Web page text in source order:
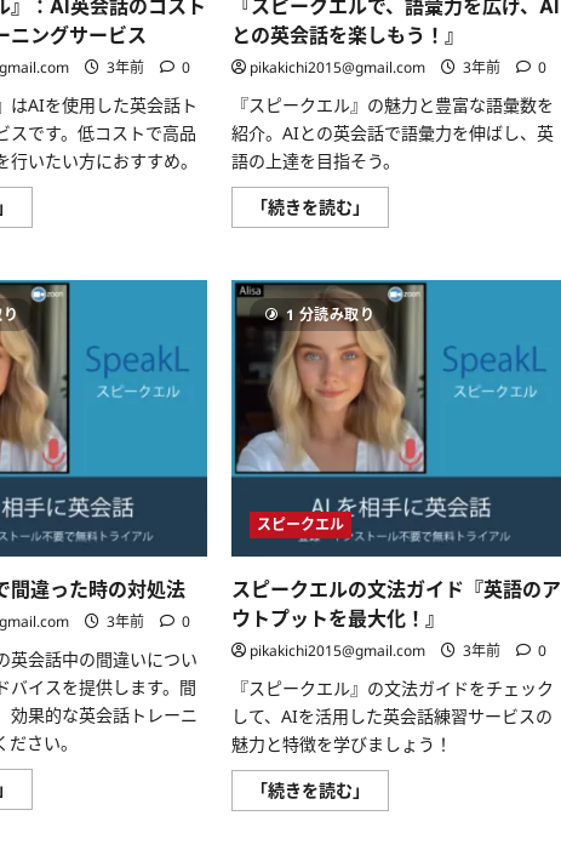
へ
に
つ
い
て
さ
ら
に
読
む
』：AI英会話のコスト
ニングサービス
3年前 0
はAIを使用した英会話ト
スです。低コストで高品
行いたい方におすすめ。
ピ
ル』：
AI
英
会
話
の
コ
ス
ト
効
率
的
な
ト
レ
ー
ニ
ン
グ
ー
ビ
ス
に
つ
い
て
さ
ら
む
『スピークエルで、語彙力を広げ、AI
との英会話を楽しもう！』
pikakichi2015@gmail.com 3年前 0
『スピークエル』の魅力と豊富な語彙数を
紹介。AIとの英会話で語彙力を伸ばし、英
語の上達を目指そう。
「続きを読む」
ピ
ル
で、
語
彙
力
を
広
げ、
AI
と
の
英
会
話
を
楽
し
も
う！』
に
つ
い
て
さ
ら
に
読
む
り
間違った時の対処法
3年前 0
英会話中の間違いについ
バイスを提供します。間
効果的な英会話トレーニ
さい。
ピ
1 分読み取り
スピークエル
スピークエルの文法ガイド『英語のア
ウトプットを最大化！』
pikakichi2015@gmail.com 3年前 0
『スピークエル』の文法ガイドをチェック
して、AIを活用した英会話練習サービスの
魅力と特徴を学びましょう！
「続きを読む」
ピ